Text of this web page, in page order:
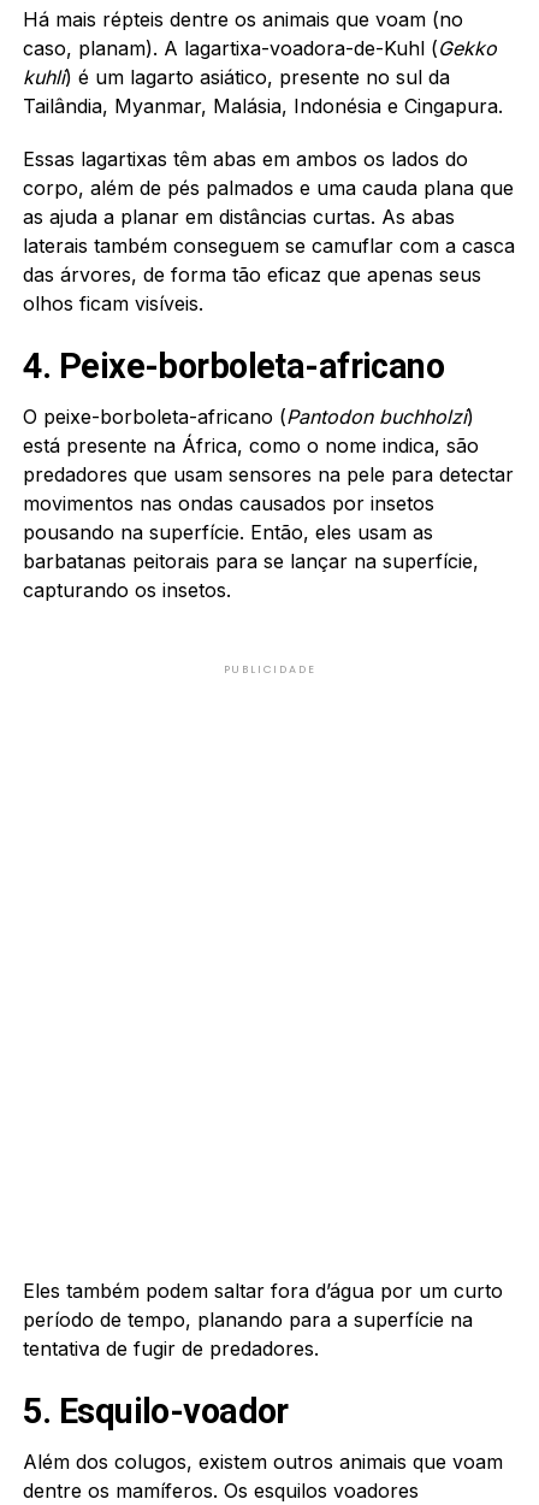
Há mais répteis dentre os animais que voam (no
caso, planam). A lagartixa-voadora-de-Kuhl (Gekko
kuhli) é um lagarto asiático, presente no sul da
Tailândia, Myanmar, Malásia, Indonésia e Cingapura.
Essas lagartixas têm abas em ambos os lados do
corpo, além de pés palmados e uma cauda plana que
as ajuda a planar em distâncias curtas. As abas
laterais também conseguem se camuflar com a casca
das árvores, de forma tão eficaz que apenas seus
olhos ficam visíveis.
4. Peixe-borboleta-africano
O peixe-borboleta-africano (Pantodon buchholzi)
está presente na África, como o nome indica, são
predadores que usam sensores na pele para detectar
movimentos nas ondas causados por insetos
pousando na superfície. Então, eles usam as
barbatanas peitorais para se lançar na superfície,
capturando os insetos.
PUBLICIDADE
Eles também podem saltar fora d’água por um curto
período de tempo, planando para a superfície na
tentativa de fugir de predadores.
5. Esquilo-voador
Além dos colugos, existem outros animais que voam
dentre os mamíferos. Os esquilos voadores